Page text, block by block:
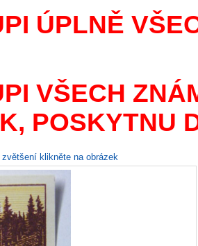
ÚPLNĚ
VŠECH
POSKYTNU
zvětšení klikněte na obrázek